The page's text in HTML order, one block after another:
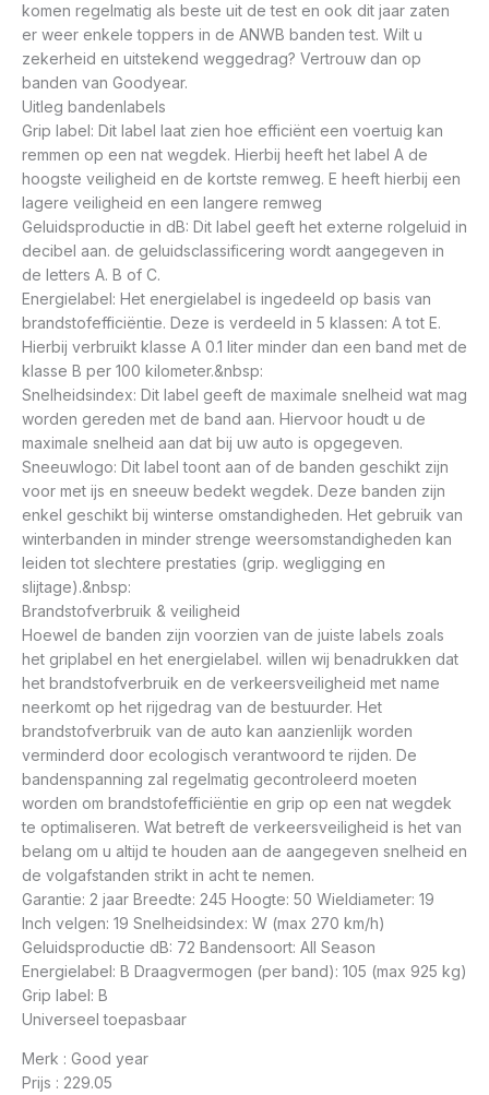
komen regelmatig als beste uit de test en ook dit jaar zaten
er weer enkele toppers in de ANWB banden test. Wilt u
zekerheid en uitstekend weggedrag? Vertrouw dan op
banden van Goodyear.
Uitleg bandenlabels
Grip label: Dit label laat zien hoe efficiënt een voertuig kan
remmen op een nat wegdek. Hierbij heeft het label A de
hoogste veiligheid en de kortste remweg. E heeft hierbij een
lagere veiligheid en een langere remweg
Geluidsproductie in dB: Dit label geeft het externe rolgeluid in
decibel aan. de geluidsclassificering wordt aangegeven in
de letters A. B of C.
Energielabel: Het energielabel is ingedeeld op basis van
brandstofefficiëntie. Deze is verdeeld in 5 klassen: A tot E.
Hierbij verbruikt klasse A 0.1 liter minder dan een band met de
klasse B per 100 kilometer.&nbsp:
Snelheidsindex: Dit label geeft de maximale snelheid wat mag
worden gereden met de band aan. Hiervoor houdt u de
maximale snelheid aan dat bij uw auto is opgegeven.
Sneeuwlogo: Dit label toont aan of de banden geschikt zijn
voor met ijs en sneeuw bedekt wegdek. Deze banden zijn
enkel geschikt bij winterse omstandigheden. Het gebruik van
winterbanden in minder strenge weersomstandigheden kan
leiden tot slechtere prestaties (grip. wegligging en
slijtage).&nbsp:
Brandstofverbruik & veiligheid
Hoewel de banden zijn voorzien van de juiste labels zoals
het griplabel en het energielabel. willen wij benadrukken dat
het brandstofverbruik en de verkeersveiligheid met name
neerkomt op het rijgedrag van de bestuurder. Het
brandstofverbruik van de auto kan aanzienlijk worden
verminderd door ecologisch verantwoord te rijden. De
bandenspanning zal regelmatig gecontroleerd moeten
worden om brandstofefficiëntie en grip op een nat wegdek
te optimaliseren. Wat betreft de verkeersveiligheid is het van
belang om u altijd te houden aan de aangegeven snelheid en
de volgafstanden strikt in acht te nemen.
Garantie: 2 jaar Breedte: 245 Hoogte: 50 Wieldiameter: 19
Inch velgen: 19 Snelheidsindex: W (max 270 km/h)
Geluidsproductie dB: 72 Bandensoort: All Season
Energielabel: B Draagvermogen (per band): 105 (max 925 kg)
Grip label: B
Universeel toepasbaar
Merk : Good year
Prijs : 229.05